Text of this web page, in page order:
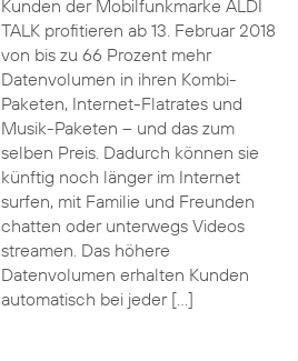
Kunden der Mobilfunkmarke ALDI
TALK profitieren ab 13. Februar 2018
von bis zu 66 Prozent mehr
Datenvolumen in ihren Kombi-
Paketen, Internet-Flatrates und
Musik-Paketen – und das zum
selben Preis. Dadurch können sie
künftig noch länger im Internet
surfen, mit Familie und Freunden
chatten oder unterwegs Videos
streamen. Das höhere
Datenvolumen erhalten Kunden
automatisch bei jeder […]